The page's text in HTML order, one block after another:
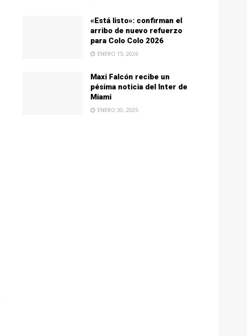
«Está listo»: confirman el
arribo de nuevo refuerzo
para Colo Colo 2026
ENERO 15, 2026
Maxi Falcón recibe un
pésima noticia del Inter de
Miami
ENERO 30, 2025